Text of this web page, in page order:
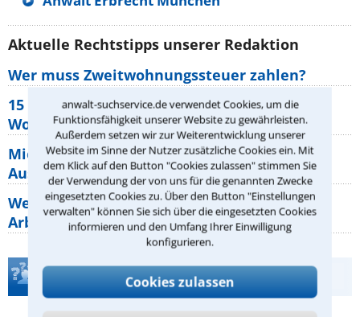
anwalt-suchservice.de verwendet Cookies, um die
Funktionsfähigkeit unserer Website zu gewährleisten.
Außerdem setzen wir zur Weiterentwicklung unserer
Website im Sinne der Nutzer zusätzliche Cookies ein. Mit
dem Klick auf den Button "Cookies zulassen" stimmen Sie
der Verwendung der von uns für die genannten Zwecke
eingesetzten Cookies zu. Über den Button "Einstellungen
verwalten" können Sie sich über die eingesetzten Cookies
informieren und den Umfang Ihrer Einwilligung
konfigurieren.
Cookies zulassen
Aktuelle Rechtstipps unserer Redaktion
Wer muss Zweitwohnungssteuer zahlen?
15 elementare Rechte, die jeder
Wohnungseigentümer kennen sollte
Mietpreisbremse 2026: Alle Regeln,
Ausnahmen und Rechte für Mieter
Welche Regeln für Teilnahme, Urlaub,
Arbeitszeit gelten beim
Teste Dein Rechtswissen